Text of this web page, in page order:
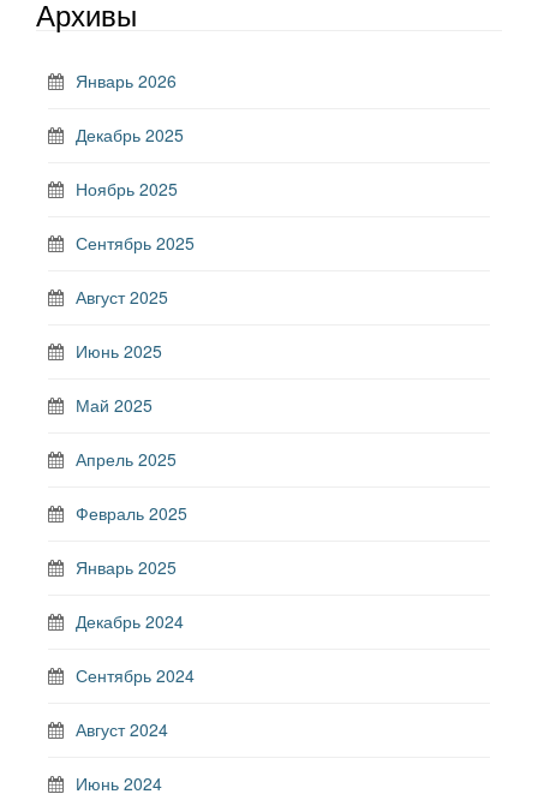
Архивы
Январь 2026
Декабрь 2025
Ноябрь 2025
Сентябрь 2025
Август 2025
Июнь 2025
Май 2025
Апрель 2025
Февраль 2025
Январь 2025
Декабрь 2024
Сентябрь 2024
Август 2024
Июнь 2024